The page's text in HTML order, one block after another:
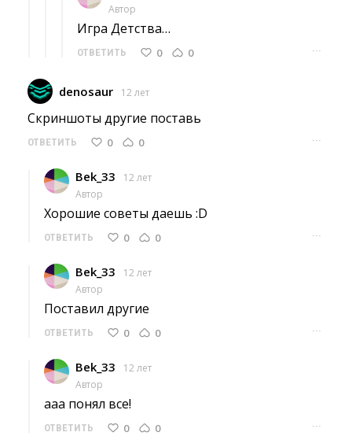
Автор
Игра Детства…
ОТВЕТИТЬ 0 0 ···
denosaur 12 лет
Скриншоты другие поставь
ОТВЕТИТЬ 0 0 ···
Bek_33
12 лет
Автор
Хорошие советы даешь :D
ОТВЕТИТЬ 0 0 ···
Bek_33
12 лет
Автор
Поставил другие
ОТВЕТИТЬ 0 0 ···
Bek_33
12 лет
Автор
ааа понял все!
ОТВЕТИТЬ 0 0 ···